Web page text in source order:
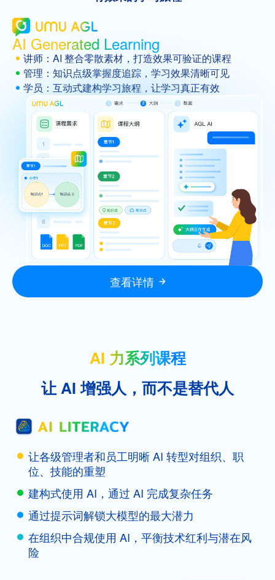
AI Generated Learning
讲师：AI 整合零散素材，打造效果可验证的课程
管理：知识点级掌握度追踪，学习效果清晰可见
学员：互动式建构学习旅程，让学习真正有效
查看详情
AI 力系列课程
让 AI 增强人，而不是替代人
让各级管理者和员工明晰 AI 转型对组织、职
位、技能的重塑
建构式使用 AI，通过 AI 完成复杂任务
通过提示词解锁大模型的最大潜力
在组织中合规使用 AI，平衡技术红利与潜在风
险